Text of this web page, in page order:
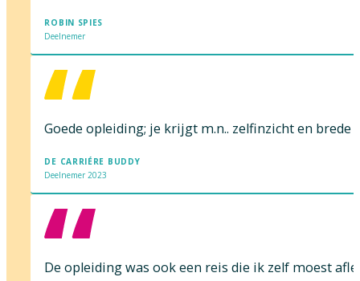
ROBIN SPIES
Deelnemer
Goede opleiding; je krijgt m.n.. zelfinzicht en
DE CARRIÉRE BUDDY
Deelnemer 2023
De opleiding was ook een reis die ik zelf moest